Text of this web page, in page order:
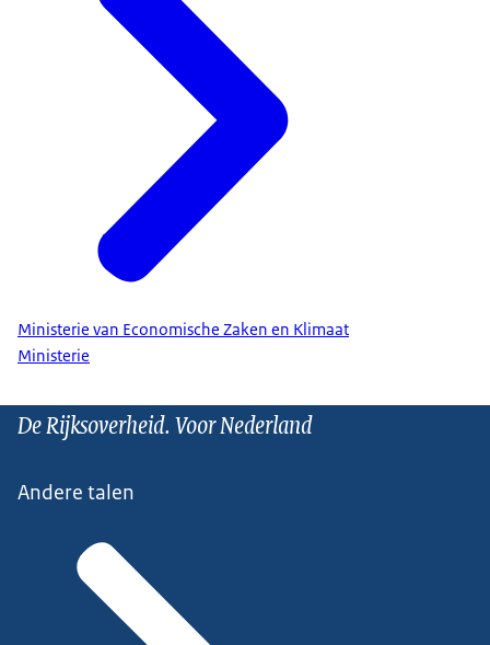
Ministerie van Economische Zaken en Klimaat
Ministerie
De Rijksoverheid. Voor Nederland
Andere talen